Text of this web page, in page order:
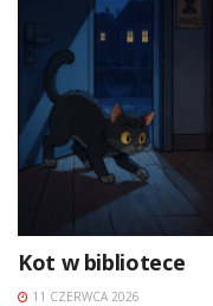
Kot w bibliotece
11 CZERWCA 2026